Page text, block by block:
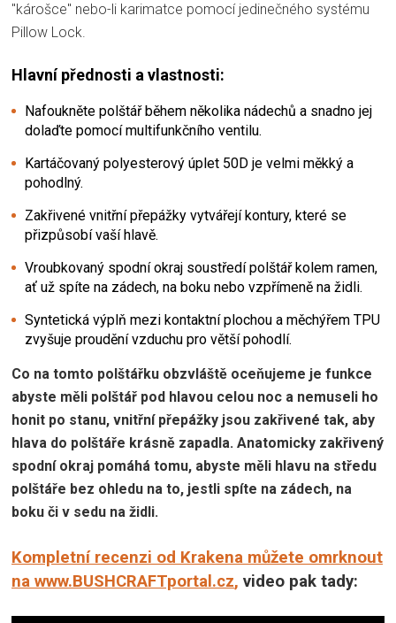
"károšce" nebo-li karimatce pomocí jedinečného systému
Pillow Lock.
Hlavní přednosti a vlastnosti:
Nafoukněte polštář během několika nádechů a snadno jej
dolaďte pomocí multifunkčního ventilu.
Kartáčovaný polyesterový úplet 50D je velmi měkký a
pohodlný.
Zakřivené vnitřní přepážky vytvářejí kontury, které se
přizpůsobí vaší hlavě.
Vroubkovaný spodní okraj soustředí polštář kolem ramen,
ať už spíte na zádech, na boku nebo vzpřímeně na židli.
Syntetická výplň mezi kontaktní plochou a měchýřem TPU
zvyšuje proudění vzduchu pro větší pohodlí.
Co na tomto polštářku obzvláště oceňujeme je funkce
abyste měli polštář pod hlavou celou noc a nemuseli ho
honit po stanu, vnitřní přepážky jsou zakřivené tak, aby
hlava do polštáře krásně zapadla. Anatomicky zakřivený
spodní okraj pomáhá tomu, abyste měli hlavu na středu
polštáře bez ohledu na to, jestli spíte na zádech, na
boku či v sedu na židli.
Kompletní recenzi od Krakena můžete omrknout
na www.BUSHCRAFTportal.cz, video pak tady: